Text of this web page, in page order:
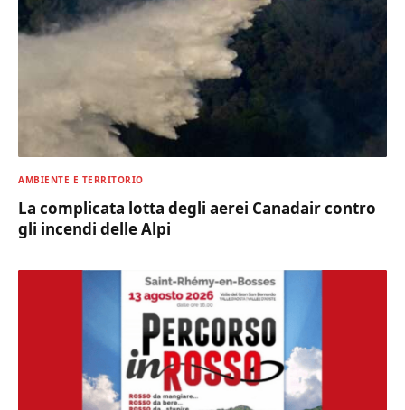
AMBIENTE E TERRITORIO
La complicata lotta degli aerei Canadair contro
gli incendi delle Alpi